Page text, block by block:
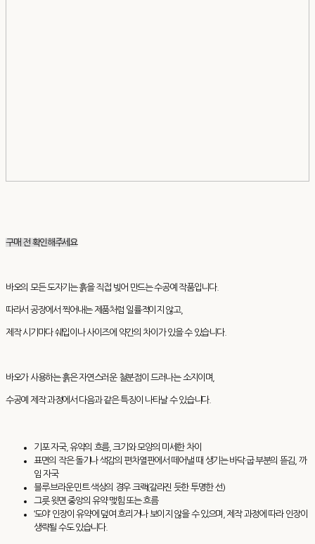
구매 전 확인해주세요
바오의 모든 도자기는 흙을 직접 빚어 만드는 수공예 작품입니다.
따라서 공장에서 찍어내는 제품처럼 일률적이지 않고,
제작 시기마다 쉐입이나 사이즈에 약간의 차이가 있을 수 있습니다.
바오가 사용하는 흙은 자연스러운 철분점이 드러나는 소지이며,
수공예 제작 과정에서 다음과 같은 특징이 나타날 수 있습니다.
기포 자국, 유약의 흐름, 크기와 모양의 미세한 차이
표면의 작은 돌기나 색감의 편차열판에서 떼어낼 때 생기는 바닥·굽 부분의 뜯김, 까
임 자국
블루·브라운·민트 색상의 경우 크랙(갈라진 듯한 투명한 선)
그릇 윗면 중앙의 유약 맺힘 또는 흐름
‘도야’ 인장이 유약에 덮여 흐리거나 보이지 않을 수 있으며, 제작 과정에 따라 인장이
생략될 수도 있습니다.